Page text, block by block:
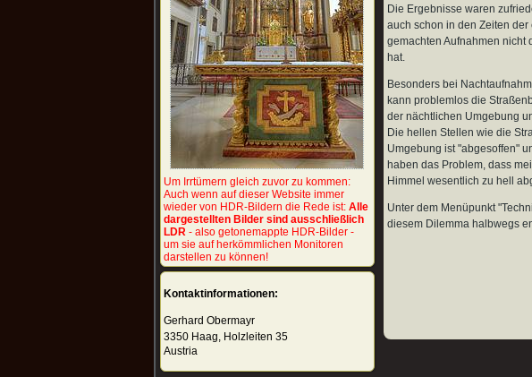
Um Irrtümern gleich zuvor zu kommen:
Auch wenn auf dieser Website immer
wieder von HDR-Bildern die Rede ist: Alle
dargestellten Bilder sind ausschließlich
LDR - also getonemappte HDR-Bilder -
um sie auf herkömmlichen Monitoren
darstellen zu können!
Kontaktinformationen:
Gerhard Obermayr
3350 Haag, Holzleiten 35
Austria
Die Ergebnisse waren
auch schon in den Zeiten
gemachten Aufnahmen nicht
hat.
Besonders bei
kann problemlos die
der nächtlichen Umgebung
Die hellen Stellen wie die
Umgebung ist "abgesoffen"
haben das Problem, dass
Himmel wesentlich zu hell
Unter dem Menüpunkt
diesem Dilemma halbwegs